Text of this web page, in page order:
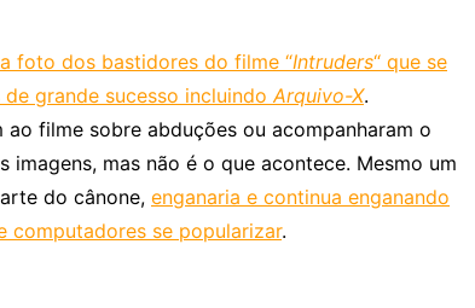
foto dos bastidores do filme “Intruders“ que se
de grande sucesso incluindo Arquivo-X.
filme sobre abduções ou acompanharam o
mas não é o que acontece. Mesmo um
do cânone, enganaria e continua enganando
computadores se popularizar.